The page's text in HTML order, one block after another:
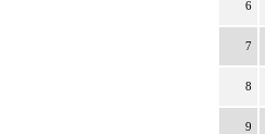
6
7
8
9